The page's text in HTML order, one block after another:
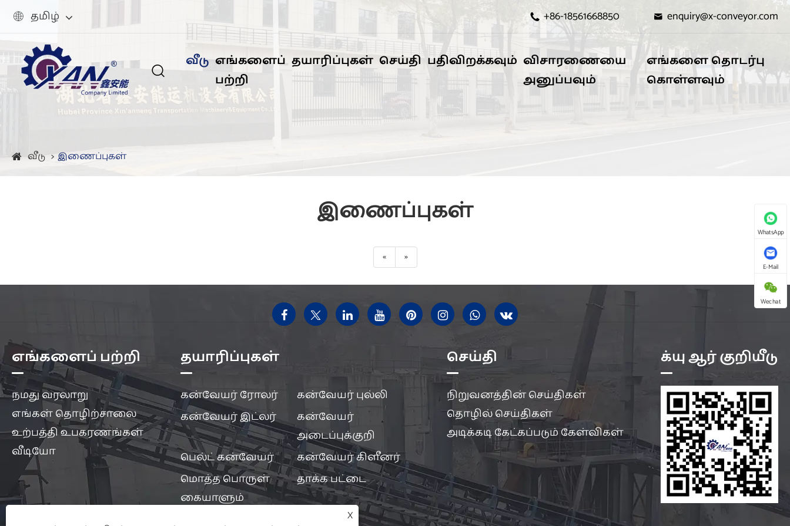
 தமிழ்  +86-18561668850  enquiry@x-conveyor.com
 வீடு எங்களைப்
பற்றி
தயாரிப்புகள் செய்தி பதிவிறக்கவும் விசாரணையை
அனுப்பவும்
எங்களை தொடர்பு
கொள்ளவும்
வீடு இணைப்புகள்
இணைப்புகள்
« »
எங்களைப் பற்றி
நமது வரலாறு
எங்கள் தொழிற்சாலை
உற்பத்தி உபகரணங்கள்
வீடியோ
தயாரிப்புகள்
கன்வேயர் ரோலர்
கன்வேயர் புல்லி
கன்வேயர் இட்லர்
கன்வேயர்
அடைப்புக்குறி
பெல்ட் கன்வேயர்
கன்வேயர் கிளீனர்
மொத்த பொருள்
கையாளும்
தாக்க பட்டை
செய்தி
நிறுவனத்தின் செய்திகள்
தொழில் செய்திகள்
அடிக்கடி கேட்கப்படும் கேள்விகள்
க்யு ஆர் குறியீடு
WhatsApp
E-Mail
Wechat
X